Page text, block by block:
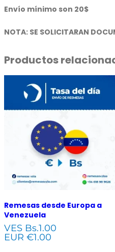
Envío mínimo son 20$
NOTA: SE SOLICITARAN
Productos
Remesas desde Europa a
Venezuela
VES Bs.1.00
EUR €1.00